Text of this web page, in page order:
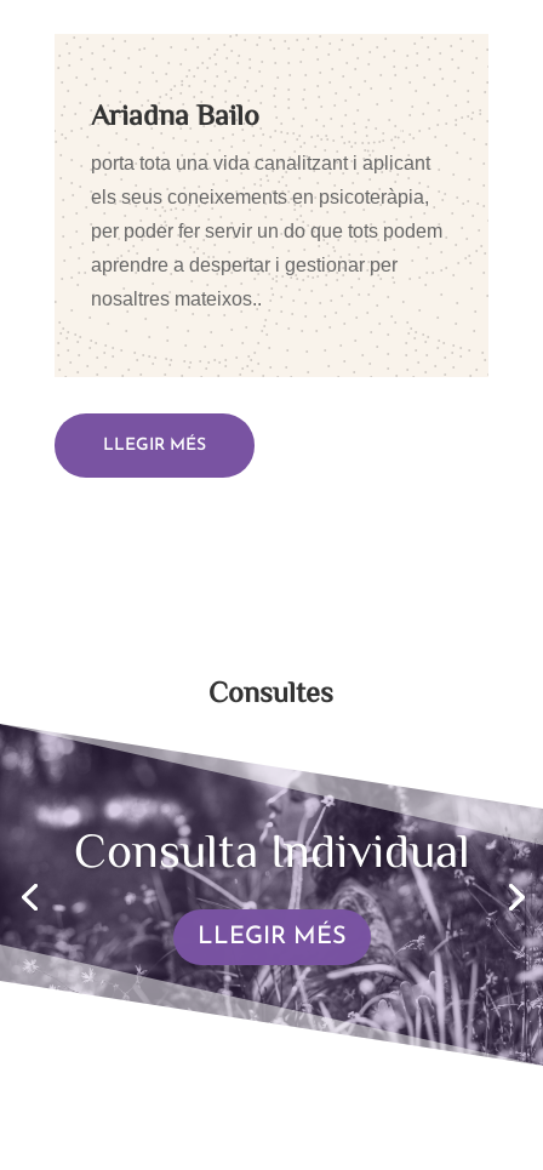
Ariadna Bailo
porta tota una vida canalitzant i aplicant
els seus coneixements en psicoteràpia,
per poder fer servir un do que tots podem
aprendre a despertar i gestionar per
nosaltres mateixos..
LLEGIR MÉS
Consultes
Consulta Individual
LLEGIR MÉS